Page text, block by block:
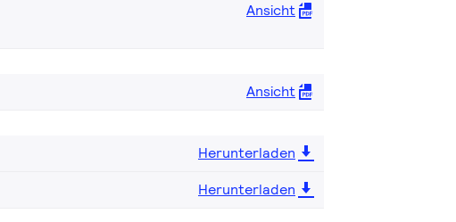
Ansicht
Ansicht
Herunterladen
Herunterladen